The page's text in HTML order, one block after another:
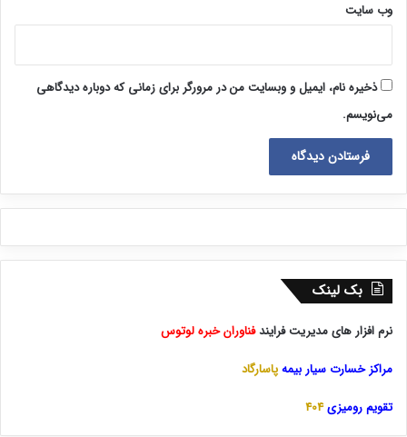
وب‌ سایت
ذخیره نام، ایمیل و وبسایت من در مرورگر برای زمانی که دوباره دیدگاهی
می‌نویسم.
بک لینک
نرم افزار های مدیریت فرایندفناوران خبره لوتوس
مراکز خسارت سیار بیمهپاسارگاد
تقویم رومیزی404